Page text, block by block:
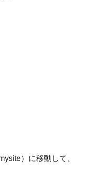
）に移動して、